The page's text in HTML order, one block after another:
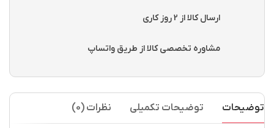
ارسال کالا از 2 روز کاری
مشاوره تخصصی کالا از طریق واتساپ
توضیحات توضیحات تکمیلی نظرات (0)